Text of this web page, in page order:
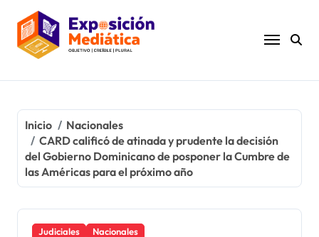
contenido
Inicio
Nacionales
CARD calificó de atinada y prudente la decisión
del Gobierno Dominicano de posponer la Cumbre de
las Américas para el próximo año
Judiciales Nacionales